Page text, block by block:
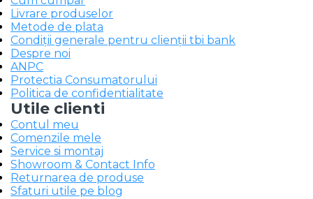
Livrare produselor
Metode de plata
Condiții generale pentru clienții tbi bank
Despre noi
ANPC
Protectia Consumatorului
Politica de confidentialitate
Utile clienti
Contul meu
Comenzile mele
Service si montaj
Showroom & Contact Info
Returnarea de produse
Sfaturi utile pe blog